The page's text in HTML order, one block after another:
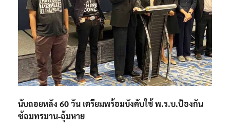
นับถอยหลัง 60 วัน เตรียมพร้อมบังคับใช้ พ.ร.บ.ป้องกัน
ซ้อมทรมาน-อุ้มหาย